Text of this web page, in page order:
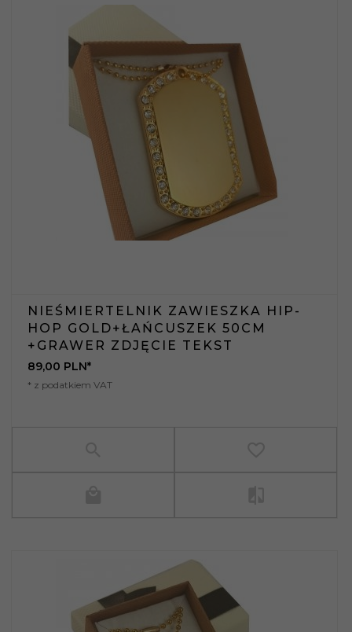
NIEŚMIERTELNIK ZAWIESZKA HIP-
HOP GOLD+ŁAŃCUSZEK 50CM
+GRAWER ZDJĘCIE TEKST
89,00 PLN*
* z podatkiem VAT